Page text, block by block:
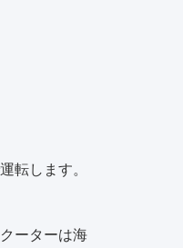
転します。
ーターは海